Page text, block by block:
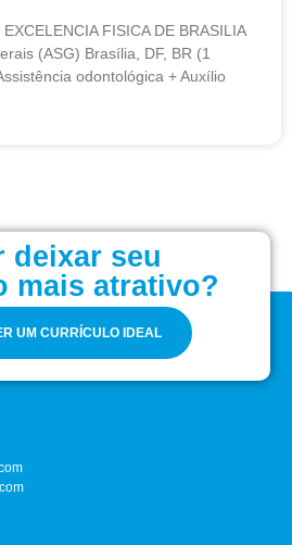
FISICA DE BRASILIA
(ASG) Brasília, DF, BR (1
odontológica + Auxílio
deixar seu
mais atrativo?
UM CURRÍCULO IDEAL